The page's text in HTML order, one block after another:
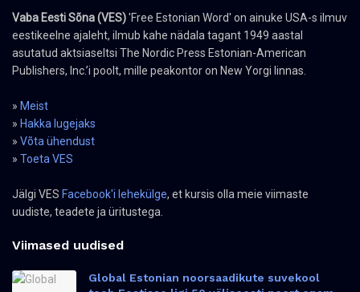
Vaba Eesti Sõna (VES)'Free Estonian Word' on ainuke USA-s ilmuv
eestikeelne ajaleht, ilmub kahe nädala tagant 1949 aastal
asutatud aktsiaseltsi The Nordic Press Estonian-American
Publishers, Inc.’i poolt, mille peakontor on New Yorgi linnas.
» Meist
» Hakka lugejaks
» Võta ühendust
» Toeta VES
Jälgi VES Facebook'i lehekülge, et kursis olla meie viimaste
uudiste, teadete ja üritustega.
Viimased uudised
Global Estonian noorsaadikute suvekool